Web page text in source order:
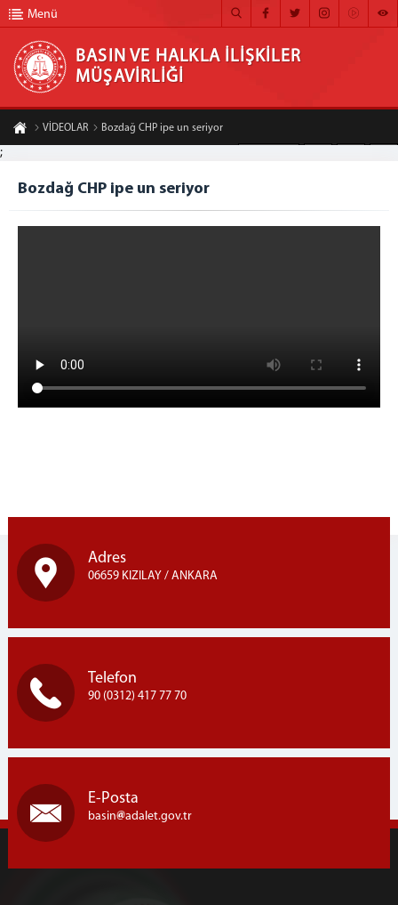
BASIN VE HALKLA İLİŞKİLER MÜŞAVİRLİĞİ
ANA SAYFA
MÜŞAVİRLİĞİMİZ
HABER ARŞİVİ
Menü
BASIN VE HALKLA İLİŞKİLER
MÜŞAVİRLİĞİ
VİDEOLAR Bozdağ CHP ipe un seriyor
;
Bozdağ CHP ipe un seriyor
Adres
06659 KIZILAY / ANKARA
Telefon
90 (0312) 417 77 70
E-Posta
basin adalet.gov.tr